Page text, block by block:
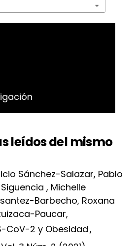
leídos del mismo
Sánchez-Salazar, Pablo
, Michelle
Barbecho, Roxana
Paucar,
CoV-2 y Obesidad,